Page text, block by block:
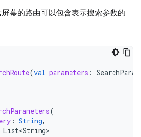
幕的路由可以包含表示搜索参数的
(val parameters :
(
: String,
List<String>